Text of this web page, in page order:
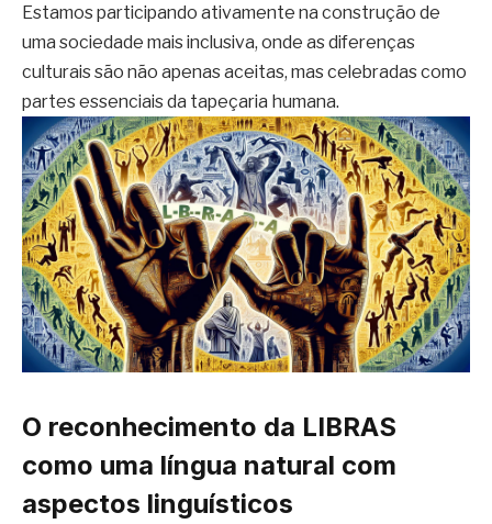
Estamos participando ativamente na construção de
uma sociedade mais inclusiva, onde as diferenças
culturais são não apenas aceitas, mas celebradas como
partes essenciais da tapeçaria humana.
O reconhecimento da LIBRAS
como uma língua natural com
aspectos linguísticos